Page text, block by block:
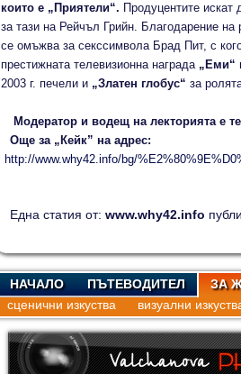
които е „Приятели“. Продуцентите
за тази на Рейчъл Грийн. Благодарение
се омъжва за секссимвола Брад Пит, с
престижната телевизионна награда „Еми“
2003 г. печели и „Златен глобус“ за
Модератор и водещ на лекторията е
Още за „Кейк” на адрес:
http://www.why42.info/bg/
Една статия от: www.why42.info
НАЧАЛО ПЪТЕВОДИТЕЛ ЗА
сценични изкуства
визуални